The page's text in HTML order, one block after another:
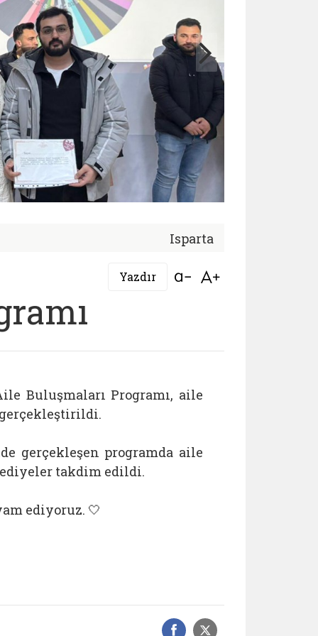
Isparta
Yazdır Bağlantıyı aç
Buluşmaları Programı, aile
gerçekleşen programda aile
takdim edildi.
ediyoruz. 🤍